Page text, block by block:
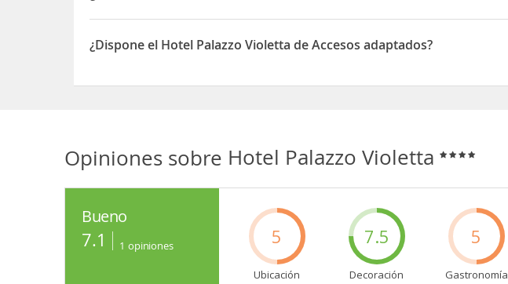
El Hotel Palazzo Violetta está situado en Palazzo Violetta, Tonna Street 85
¿Dispone el Hotel Palazzo Violetta de Accesos adaptados?
Opiniones sobre Hotel Palazzo Violetta
Bueno
7.1 1 opiniones 5
Ubicación
7.5
Decoración
5
Gastronomía